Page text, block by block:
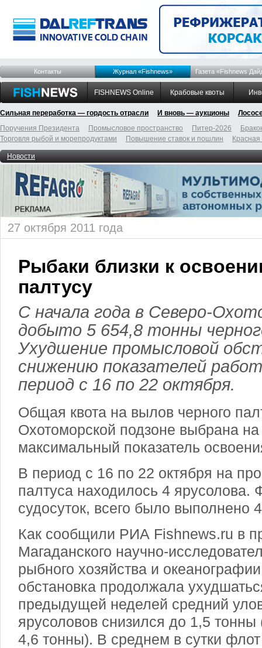
Контакты Журнал «Fishnews» Газета «Fishnews
FISHNEWS Online Крабовые квоты
Сильная переработка — гордость отрасли И вновь — аукционы
Поручения Президента
Промысловое пространство Питер-2026
Торговля рыбой и морепродуктами
Повышение ставок и пошлин
Новости
27 октября 2011 года
Рыбаки близки к
палтусу
С начала года в Северо-
добыто 5 654,8 тонны
Ухудшение промысловой
снижению показателей
период с 16 по 22 октября.
Общая квота на вылов черного
Охотоморской подзоне выбрана
максимальный показатель
В период с 16 по 22 октября на
палтуса находилось 4 ярусолова.
судосуток, всего было выполнено
Как сообщили РИА Fishnews.ru в
Магаданского научно-
рыбного хозяйства и
обстановка продолжала
предыдущей неделей средний
ярусоловов снизился до 1,5 тонны
4,6 тонны). В среднем в сутки